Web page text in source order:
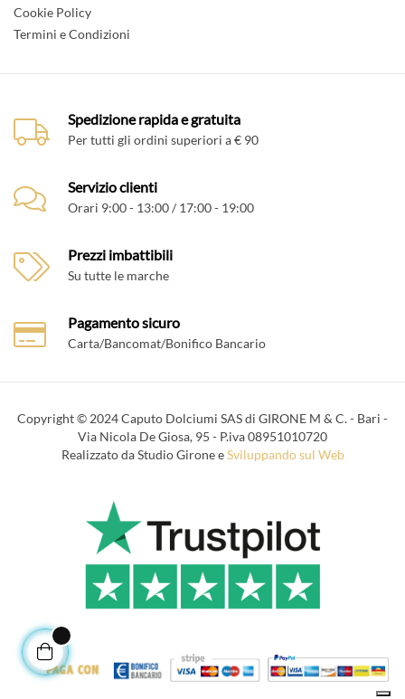
Cookie Policy
Termini e Condizioni
Spedizione rapida e gratuita
Per tutti gli ordini superiori a € 90
Servizio clienti
Orari 9:00 - 13:00 / 17:00 - 19:00
Prezzi imbattibili
Su tutte le marche
Pagamento sicuro
Carta/Bancomat/Bonifico Bancario
Copyright © 2024 Caputo Dolciumi SAS di GIRONE M & C. - Bari -
Via Nicola De Giosa, 95 - P.iva 08951010720
Realizzato da Studio Girone eSviluppando sul Web